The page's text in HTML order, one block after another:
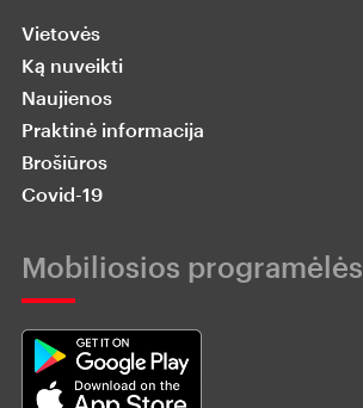
Vietovės
Ką nuveikti
Naujienos
Praktinė informacija
Brošiūros
Covid-19
Mobiliosios programėlės